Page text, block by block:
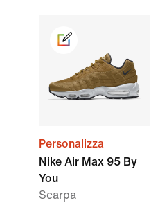
Personalizza
Nike Air Max 95 By
You
Scarpa